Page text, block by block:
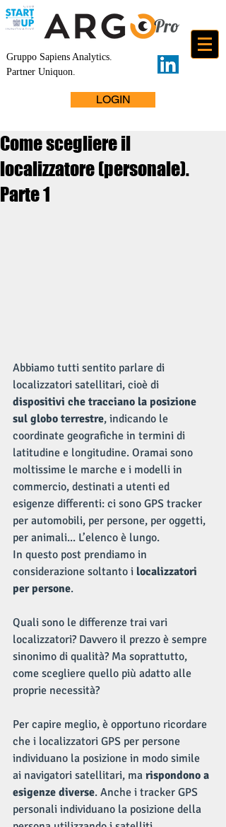
Gruppo Sapiens Analytics.
Partner Uniquon.
LOGIN
Come scegliere il
localizzatore (personale).
Parte 1
Abbiamo tutti sentito parlare di
localizzatori satellitari, cioè di
dispositivi che tracciano la posizione
sul globo terrestre, indicando le
coordinate geografiche in termini di
latitudine e longitudine. Oramai sono
moltissime le marche e i modelli in
commercio, destinati a utenti ed
esigenze differenti: ci sono GPS tracker
per automobili, per persone, per oggetti,
per animali... L’elenco è lungo.
In questo post prendiamo in
considerazione soltanto i localizzatori
per persone.
Quali sono le differenze trai vari
localizzatori? Davvero il prezzo è sempre
sinonimo di qualità? Ma soprattutto,
come scegliere quello più adatto alle
proprie necessità?
Per capire meglio, è opportuno ricordare
che i localizzatori GPS per persone
individuano la posizione in modo simile
ai navigatori satellitari, ma rispondono a
esigenze diverse. Anche i tracker GPS
personali individuano la posizione della